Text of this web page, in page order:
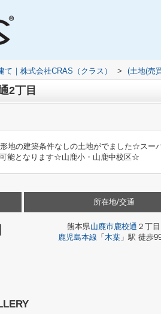
て｜株式会社CRAS（クラス） > (土地(売
2丁目
地の建築条件なしの土地がでました☆スー
能となります☆山鹿小・山鹿中校区☆
所在地/交通
熊本県山鹿市鹿校通 ２丁目
鹿児島本線 「 木葉」駅 徒歩